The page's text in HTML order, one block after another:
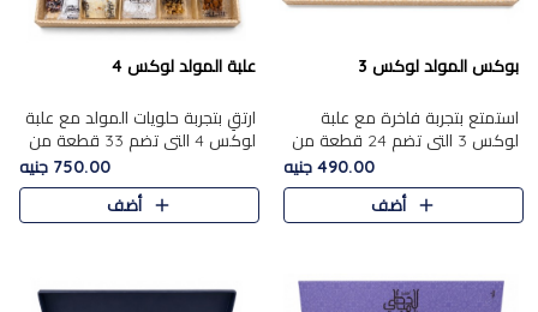
بوكس المولد لوكس 3
استمتع بتجربة فاخرة مع علبة
لوكس 3 التي تضم 24 قطعة من
أشهر حلويات المولد الشرقية
المختارة بعناية. تحتوي التشكيلة
على الجزرية بالفول، والملب..
490.00 جنيه
أضف
علبة المولد لوكس 4
ارتقِ بتجربة حلويات المولد مع علبة
لوكس 4 التي تضم 33 قطعة من
تشكيلة فاخرة ومتنوعة من أشهر
الأصناف الشرقية. تحتوي العلبة على
الجزرية بالفول،..
750.00 جنيه
أضف